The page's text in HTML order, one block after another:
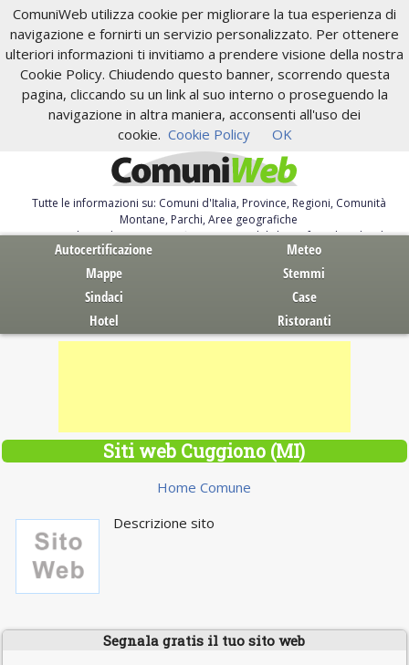
ComuniWeb utilizza cookie per migliorare la tua esperienza di
navigazione e fornirti un servizio personalizzato. Per ottenere
ulteriori informazioni ti invitiamo a prendere visione della nostra
Cookie Policy. Chiudendo questo banner, scorrendo questa
pagina, cliccando su un link al suo interno o proseguendo la
navigazione in altra maniera, acconsenti all'uso dei
cookie. Cookie Policy OK
Tutte le informazioni su: Comuni d'Italia, Province, Regioni, Comunità
Montane, Parchi, Aree geografiche
Servizi al Cittadino. Autocertificazione, moduli, leggi, free download
Autocertificazione
Meteo
Mappe
Stemmi
Sindaci
Case
Hotel
Ristoranti
Siti web Cuggiono (MI)
Home Comune
Descrizione sito
Segnala gratis il tuo sito web